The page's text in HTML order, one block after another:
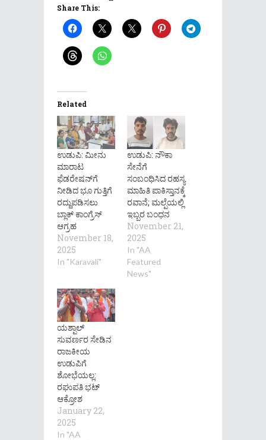
Share This:
Related
ಉಡುಪಿ: ಮೀನು
ಮಾರಾಟ
ಫೆಡರೇಷನ್‌ಗೆ
ನೀಡಿದ ಭೂ ಗುತ್ತಿಗೆ
ರದ್ದುಪಡಿಸಲು
ಬ್ಲಾಕ್ ಕಾಂಗ್ರೆಸ್
ಆಗ್ರಹ
November 18,
2025
In "Karavali"
ಉಡುಪಿ: ನೌಕಾ
ಸೇನೆಗೆ
ಸಂಬಂಧಿಸಿದ ರಹಸ್ಯ
ಮಾಹಿತಿ ಪಾಕಿಸ್ತಾನಕ್ಕೆ
ರವಾನೆ; ಮಲ್ಪೆಯಲ್ಲಿ
ಇಬ್ಬರ ಬಂಧನ
November 21,
2025
In "AA
Featured
News"
ಯಶ್ಪಾಲ್
ಸುವರ್ಣರ ಸೇಡಿನ
ರಾಜಕೀಯ
ಉಡುಪಿಗೆ
ಶೋಭೆಯಲ್ಲ:
ರಘುಪತಿ ಭಟ್
ಆಕ್ರೋಶ
January 22,
2025
In "AA